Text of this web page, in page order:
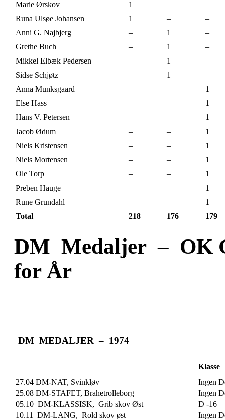
Marie Ørskov
1
Runa Ulsøe Johansen
1 –
–
Anni G. Najbjerg
– 1
–
Grethe Buch
– 1
–
Mikkel Elbæk Pedersen
– 1
–
Sidse Schjøtz
– 1
–
Anna Munksgaard
– –
1
Else Hass
– –
1
Hans V. Petersen
– –
1
Jacob Ødum
– –
1
Niels Kristensen
– –
1
Niels Mortensen
– –
1
Ole Torp
– –
1
Preben Hauge
– –
1
Rune Grundahl
– –
1
Total
218 176 179
DM Medaljer – OK
for År
DM MEDALJER – 1974
Klasse
27.04 DM-NAT, Svinkløv
Ingen
25.08 DM-STAFET, Brahetrolleborg
Ingen
05.10 DM-KLASSISK, Grib skov Øst
D -16
10.11 DM-LANG, Rold skov øst
Ingen